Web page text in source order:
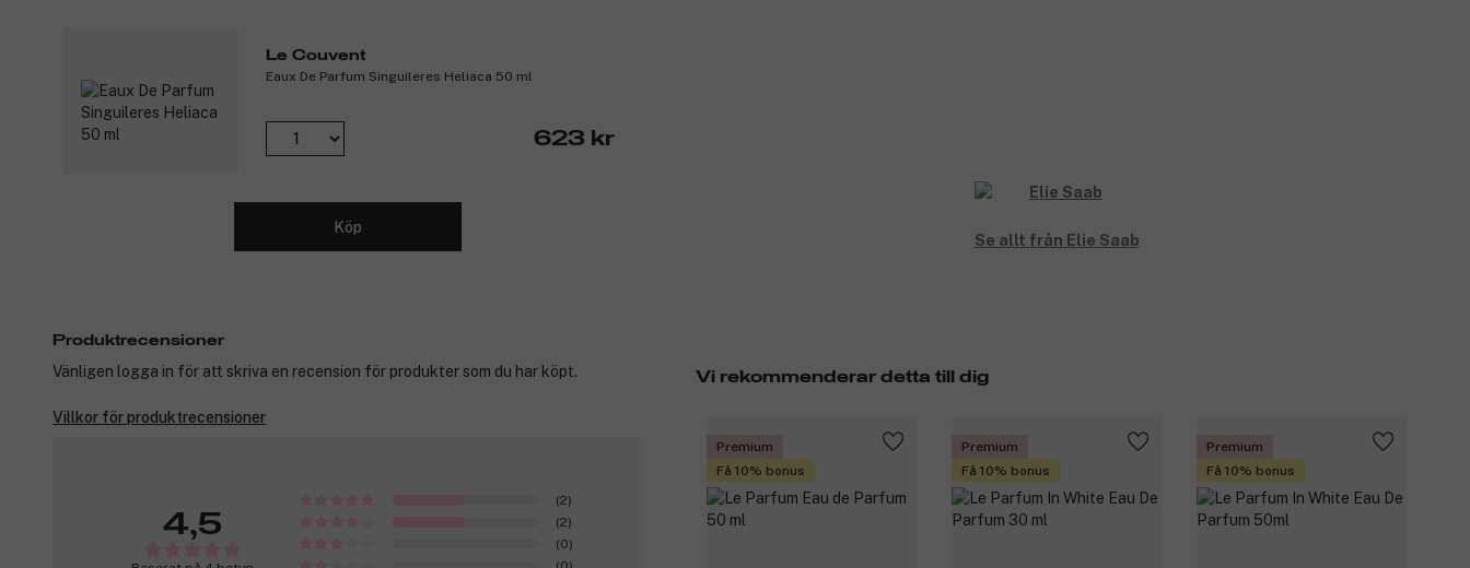
Le Couvent
Eaux De Parfum Singuileres Heliaca 50 ml
623 kr
Köp
Se allt från Elie Saab
Vi rekommenderar detta till dig
Premium
Få 10% bonus
Premium
Få 10% bonus
Premium
Få 10% bonus
Produktrecensioner
Vänligen logga in för att skriva en recension för produkter som du har köpt.
Villkor för produktrecensioner
4,5
(2)
(2)
(0)